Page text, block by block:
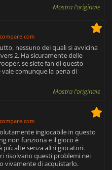
Mostra l'originale
nessuno dei quali si avvicina
2. Ha sicuramente delle
se siete fan di questo
vale comunque la pena di
Mostra l'originale
ingiocabile in questo
non funziona e il gioco è
più alte senza altri giocatori.
risolvano questi problemi nei
vivamente di acquistarlo.